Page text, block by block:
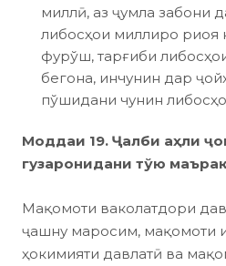
миллӣ, аз ҷумла забони
либосҳои миллиро риоя
фурўш, тарғиби
бегона, инчунин дар
пўшидани чунин
Моддаи 19. Ҷалби аҳли
гузаронидани тўю
Мақомоти ваколатдори
ҷашну маросим, мақомоти
ҳокимияти давлатӣ ва